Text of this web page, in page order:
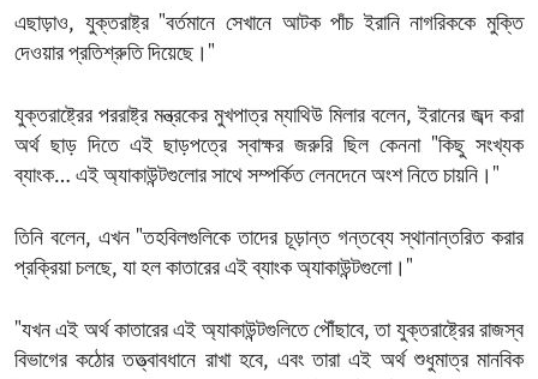
এছাড়াও, যুক্তরাষ্ট্র "বর্তমানে সেখানে আটক পাঁচ ইরানি নাগরিককে মুক্তি
দেওয়ার প্রতিশ্রুতি দিয়েছে।"
যুক্তরাষ্ট্রের পররাষ্ট্র মন্ত্রকের মুখপাত্র ম্যাথিউ মিলার বলেন, ইরানের জব্দ করা
অর্থ ছাড় দিতে এই ছাড়পত্রে স্বাক্ষর জরুরি ছিল কেননা "কিছু সংখ্যক
ব্যাংক… এই অ্যাকাউন্টগুলোর সাথে সম্পর্কিত লেনদেনে অংশ নিতে চায়নি।"
তিনি বলেন, এখন "তহবিলগুলিকে তাদের চূড়ান্ত গন্তব্যে স্থানান্তরিত করার
প্রক্রিয়া চলছে, যা হল কাতারের এই ব্যাংক অ্যাকাউন্টগুলো।"
"যখন এই অর্থ কাতারের এই অ্যাকাউন্টগুলিতে পৌঁছাবে, তা যুক্তরাষ্ট্রের রাজস্ব
বিভাগের কঠোর তত্ত্বাবধানে রাখা হবে, এবং তারা এই অর্থ শুধুমাত্র মানবিক